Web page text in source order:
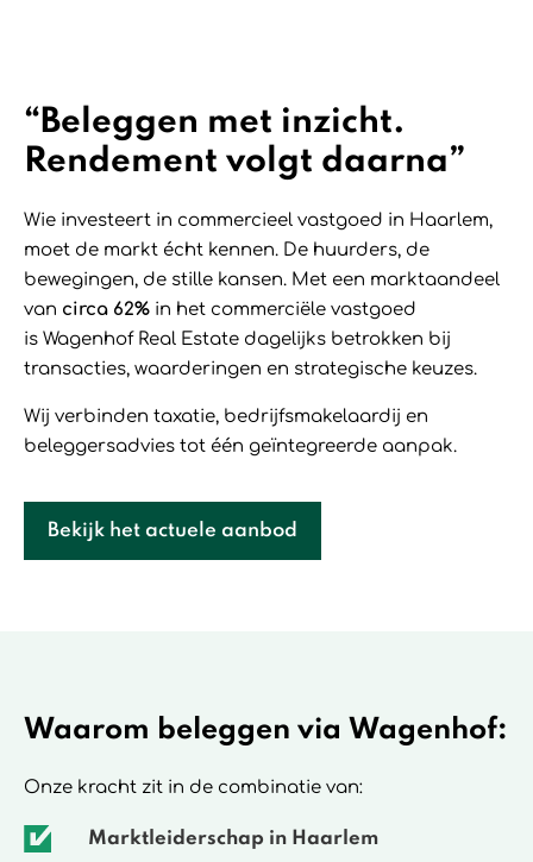
“Beleggen met inzicht.
Rendement volgt daarna”
Wie investeert in commercieel vastgoed in Haarlem,
moet de markt écht kennen. De huurders, de
bewegingen, de stille kansen. Met een marktaandeel
van circa 62% in het commerciële vastgoed
is Wagenhof Real Estate dagelijks betrokken bij
transacties, waarderingen en strategische keuzes.
Wij verbinden taxatie, bedrijfsmakelaardij en
beleggersadvies tot één geïntegreerde aanpak.
Bekijk het actuele aanbod
Waarom beleggen via Wagenhof:
Onze kracht zit in de combinatie van:
Marktleiderschap in Haarlem